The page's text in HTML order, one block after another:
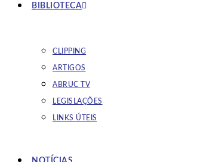
BIBLIOTECA
CLIPPING
ARTIGOS
ABRUC TV
LEGISLAÇÕES
LINKS ÚTEIS